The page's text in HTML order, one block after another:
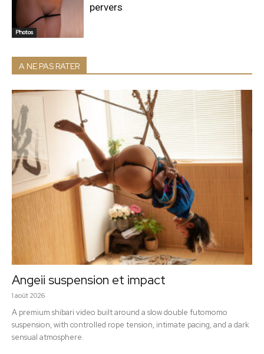
Photos
pervers
A NE PAS RATER
Angeii suspension et impact
1 août 2026
A premium shibari video built around a slow double futomomo
suspension, with controlled rope tension, intimate pacing, and a dark
sensual atmosphere.